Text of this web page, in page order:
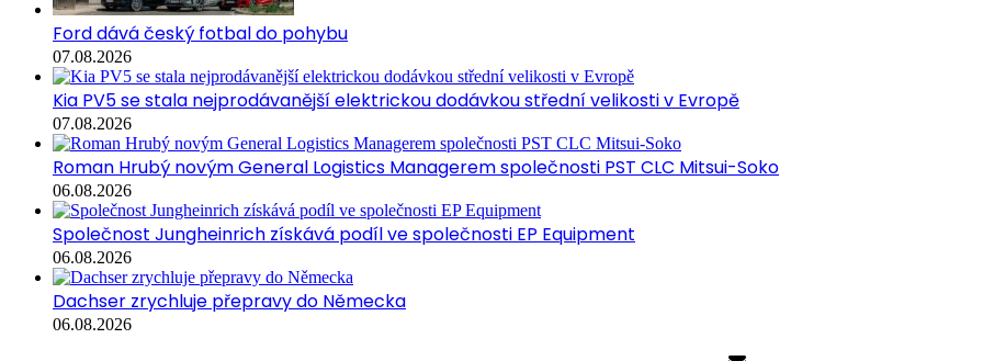
Ford dává český fotbal do pohybu
07.08.2026
Kia PV5 se stala nejprodávanější elektrickou dodávkou střední velikosti v Evropě
07.08.2026
Roman Hrubý novým General Logistics Managerem společnosti PST CLC Mitsui-Soko
06.08.2026
Společnost Jungheinrich získává podíl ve společnosti EP Equipment
06.08.2026
Dachser zrychluje přepravy do Německa
06.08.2026